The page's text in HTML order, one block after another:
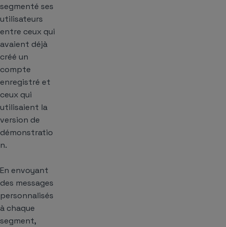
segmenté ses
utilisateurs
entre ceux qui
avaient déjà
créé un
compte
enregistré et
ceux qui
utilisaient la
version de
démonstratio
n.
En envoyant
des messages
personnalisés
à chaque
segment,